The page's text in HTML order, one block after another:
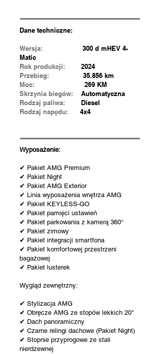
Dane techniczne:
Wersja: 300 d mHEV 4-
Matic
Rok produkcji:
2024
Przebieg: 35.856 km
Moc: 269 KM
Skrzynia biegów:
Automatyczna
Rodzaj paliwa: Diesel
Rodzaj napędu: 4x4
Wyposażenie:
✔ Pakiet AMG Premium
✔ Pakiet Night
✔ Pakiet AMG Exterior
✔ Linia wyposażenia wnętrza AMG
✔ Pakiet KEYLESS-GO
✔ Pakiet pamięci ustawień
✔ Pakiet parkowania z kamerą 360°
✔ Pakiet zimowy
✔ Pakiet integracji smartfona
✔ Pakiet komfortowej przestrzeni
bagażowej
✔ Pakiet lusterek
Wygląd zewnętrzny:
✔ Stylizacja AMG
✔ Obręcze AMG ze stopów lekkich 20"
✔ Dach panoramiczny
✔ Czarne relingi dachowe (Pakiet Night)
✔ Stopnie przyprogowe ze stali
nierdzewnej